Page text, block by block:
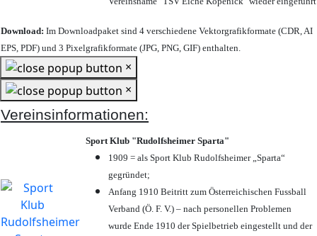
Download: Im Downloadpaket sind 4 verschiedene Vektorgrafikformate (CDR, AI
EPS, PDF) und 3 Pixelgrafikformate (JPG, PNG, GIF) enthalten.
×
×
Vereinsinformationen:
Sport Klub "Rudolfsheimer Sparta"
1909 = als Sport Klub Rudolfsheimer „Sparta“
gegründet;
Anfang 1910 Beitritt zum Österreichischen Fussball
Verband (Ö. F. V.) – nach personellen Problemen
wurde Ende 1910 der Spielbetrieb eingestellt und der